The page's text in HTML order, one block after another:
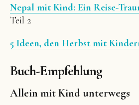
Nepal mit Kind: Ein Reise-
Teil 2
5 Ideen, den Herbst mit
Buch-Empfehlung
Allein mit Kind unterwegs